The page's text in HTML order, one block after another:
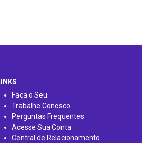
Faça o Seu
Trabalhe Conosco
Perguntas Frequentes
Acesse Sua Conta
Central de Relacionamento